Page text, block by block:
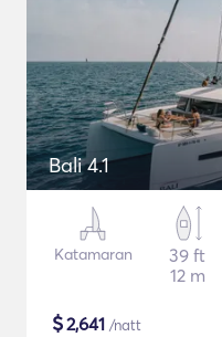
Bali 4.1
Katamaran
39 ft
12 m
$2,641 /natt